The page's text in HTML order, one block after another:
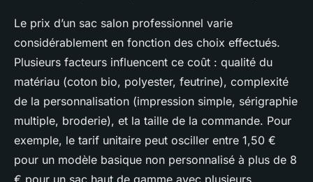
Le prix d’un sac salon professionnel varie
considérablement en fonction des choix effectués.
Plusieurs facteurs influencent ce coût : qualité du
matériau (coton bio, polyester, feutrine), complexité
de la personnalisation (impression simple, sérigraphie
multiple, broderie), et la taille de la commande. Pour
exemple, le tarif unitaire peut osciller entre 1,50 €
pour un modèle basique non personnalisé à plus de 8
€ pour un sac haut de gamme avec plusieurs